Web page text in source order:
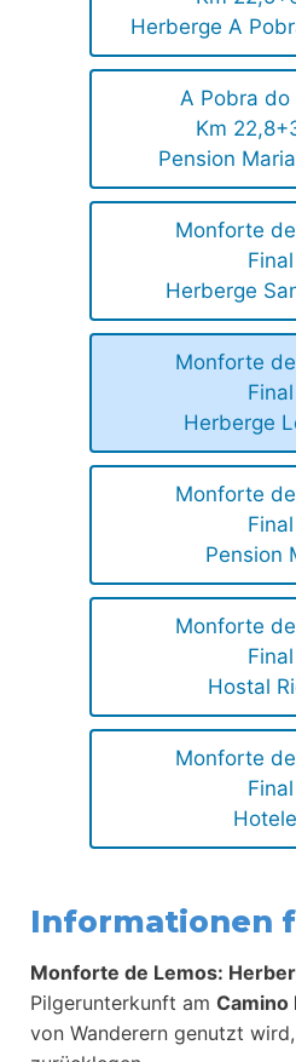
Herberge A
A Pobra do
Km
Pension
Monforte
Final
Herberge
Monforte
Final
Herberge
Monforte
Final
Pension
Monforte
Final
Hostal
Monforte
Final
Informationen
Monforte de Lemos:
Pilgerunterkunft am Camino
von Wanderern genutzt